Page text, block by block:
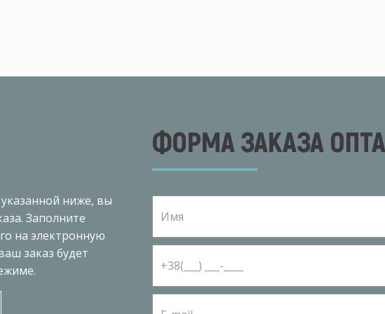
ниже, вы
Заполните
на электронную
заказ будет
ФОРМА ЗАКАЗА ОПТА